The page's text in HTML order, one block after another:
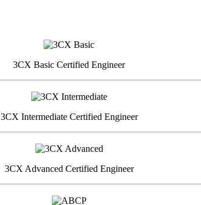
3CX Basic Certified Engineer
3CX Intermediate Certified Engineer
3CX Advanced Certified Engineer